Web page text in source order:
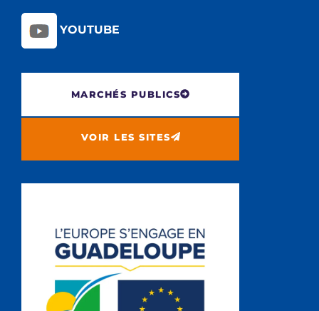
YOUTUBE
MARCHÉS PUBLICS
VOIR LES SITES